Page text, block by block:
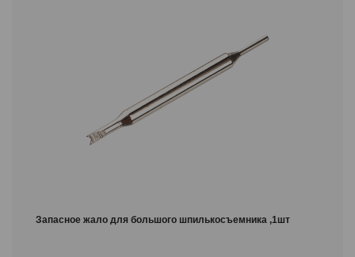
Запасное жало для большого шпилькосъемника ,1шт